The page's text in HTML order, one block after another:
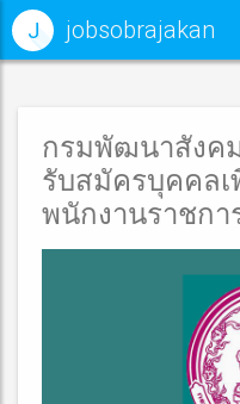
J jobsobrajakan
กรมพัฒนาสังค
รับสมัครบุคคลเ
พนักงานราชกา